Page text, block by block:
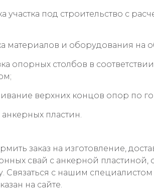
участка под строительство с
материалов и оборудования на
опорных столбов в
верхних концов опор по
пластин.
заказ на изготовление,
свай с анкерной пластиной,
Связаться с нашим
на сайте.